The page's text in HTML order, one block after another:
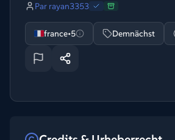
Par rayan3353
france•5 Demnächst